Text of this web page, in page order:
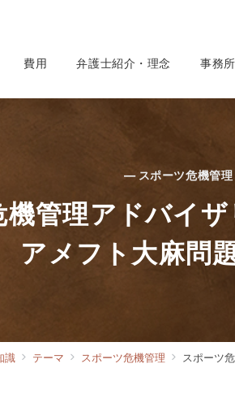
費用 弁護士紹介・理念 事務
— スポーツ危機管
機管理アドバイ
アメフト大麻問
識 テーマ スポーツ危機管理 スポーツ